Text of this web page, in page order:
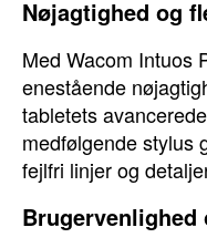
Nøjagtighed og
Med Wacom Intuos
enestående
tabletets
medfølgende stylus
fejlfri linjer og